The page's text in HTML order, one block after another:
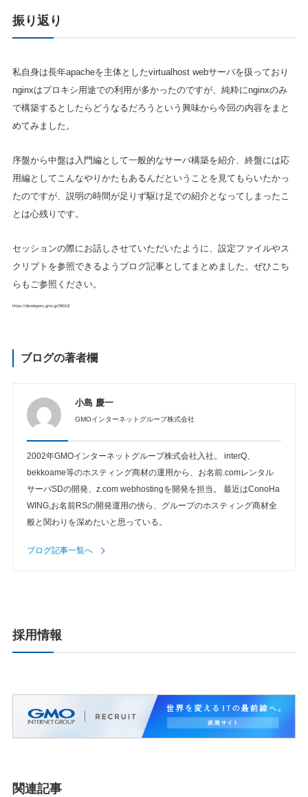
振り返り
私自身は長年apacheを主体としたvirtualhost webサーバを扱っており
nginxはプロキシ用途での利用が多かったのですが、純粋にnginxのみ
で構築するとしたらどうなるだろうという興味から今回の内容をまと
めてみました。
序盤から中盤は入門編として一般的なサーバ構築を紹介、終盤には応
用編としてこんなやりかたもあるんだということを見てもらいたかっ
たのですが、説明の時間が足りず駆け足での紹介となってしまったこ
とは心残りです。
セッションの際にお話しさせていただいたように、設定ファイルやス
クリプトを参照できるようブログ記事としてまとめました。ぜひこち
らもご参照ください。
https://developers.gmo.jp/39513/
ブログの著者欄
小島 慶一
GMOインターネットグループ株式会社
2002年GMOインターネットグループ株式会社入社。 interQ、
bekkoame等のホスティング商材の運用から、お名前.comレンタル
サーバSDの開発、z.com webhostingを開発を担当。 最近はConoHa
WING,お名前RSの開発運用の傍ら、グループのホスティング商材全
般と関わりを深めたいと思っている。
ブログ記事一覧へ
採用情報
関連記事